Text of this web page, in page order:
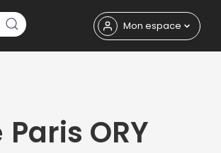
Mon espace
Paris ORY
Fermer